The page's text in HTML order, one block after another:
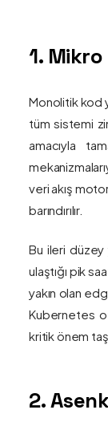
1.
Monolitik kod
tüm sistemi
amacıyla
veri akış
barındırılır.
Bu ileri
ulaştığı pik
yakın olan
Kubernetes
kritik önem
2.